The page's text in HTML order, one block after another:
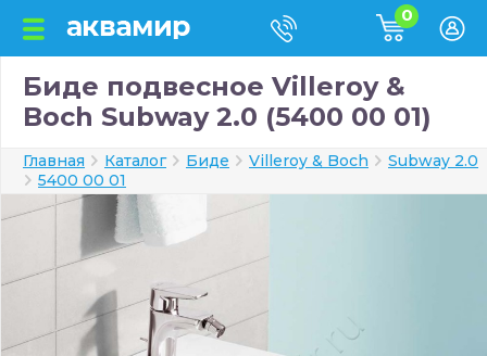
0
Биде подвесное Villeroy &
Boch Subway 2.0 (5400 00 01)
Главная Каталог Биде Villeroy & Boch
Subway 2.0
5400 00 01